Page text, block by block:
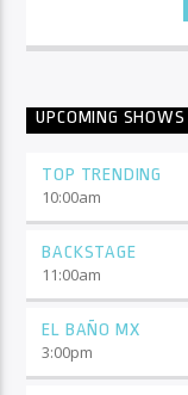
UPCOMING SHOWS
TOP TRENDING
10:00am
BACKSTAGE
11:00am
EL BAÑO MX
3:00pm